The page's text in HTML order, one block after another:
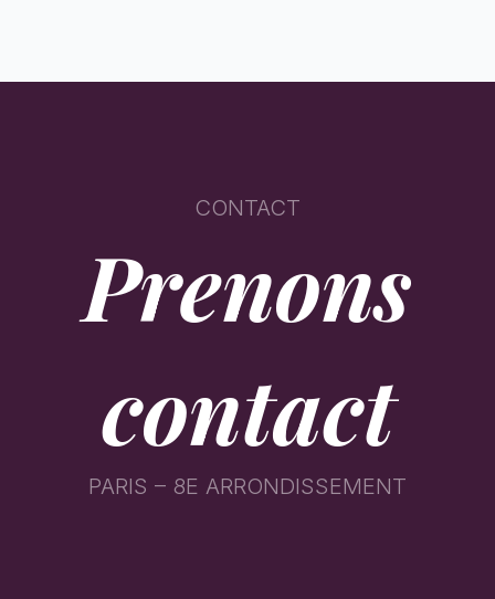
CONTACT
Prenons
contact
PARIS – 8E ARRONDISSEMENT